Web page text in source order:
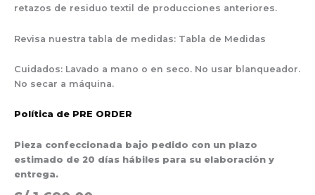
retazos de residuo textil de producciones anteriores.
Revisa nuestra tabla de medidas: Tabla de Medidas
Cuidados: Lavado a mano o en seco. No usar blanqueador.
No secar a máquina.
Política de PRE ORDER
Pieza confeccionada bajo pedido con un plazo
estimado de 20 días hábiles para su elaboración y
entrega.